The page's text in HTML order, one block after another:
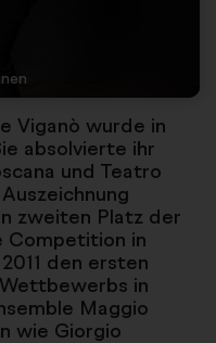
Viganò wurde in
absolvierte ihr
und Teatro
zweiten Platz der
Competition in
den ersten
in
Maggio
wie Giorgio